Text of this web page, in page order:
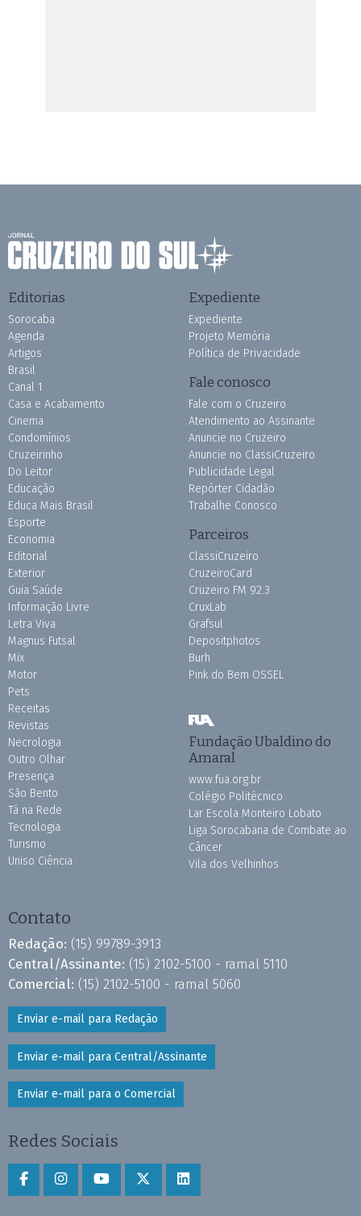
Editorias
Sorocaba
Agenda
Artigos
Brasil
Canal 1
Casa e Acabamento
Cinema
Condomínios
Cruzeirinho
Do Leitor
Educação
Educa Mais Brasil
Esporte
Economia
Editorial
Exterior
Guia Saúde
Informação Livre
Letra Viva
Magnus Futsal
Mix
Motor
Pets
Receitas
Revistas
Necrologia
Outro Olhar
Presença
São Bento
Tá na Rede
Tecnologia
Turismo
Uniso Ciência
Expediente
Expediente
Projeto Memória
Política de Privacidade
Fale conosco
Fale com o Cruzeiro
Atendimento ao Assinante
Anuncie no Cruzeiro
Anuncie no ClassiCruzeiro
Publicidade Legal
Repórter Cidadão
Trabalhe Conosco
Parceiros
ClassiCruzeiro
CruzeiroCard
Cruzeiro FM 92.3
CruxLab
Grafsul
Depositphotos
Burh
Pink do Bem OSSEL
Fundação Ubaldino do
Amaral
www.fua.org.br
Colégio Politécnico
Lar Escola Monteiro Lobato
Liga Sorocabana de Combate ao
Câncer
Vila dos Velhinhos
Contato
Redação: (15) 99789-3913
Central/Assinante: (15) 2102-5100 - ramal 5110
Comercial: (15) 2102-5100 - ramal 5060
Enviar e-mail para Redação
Enviar e-mail para Central/Assinante
Enviar e-mail para o Comercial
Redes Sociais